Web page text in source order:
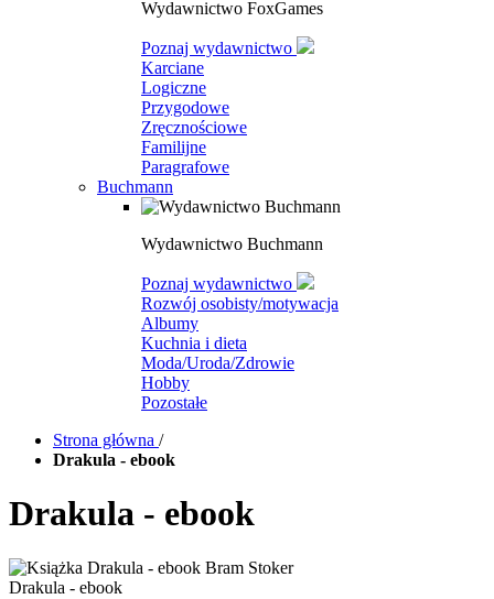
Wydawnictwo FoxGames
Poznaj wydawnictwo
Karciane
Logiczne
Przygodowe
Zręcznościowe
Familijne
Paragrafowe
Buchmann
Wydawnictwo Buchmann
Poznaj wydawnictwo
Rozwój osobisty/motywacja
Albumy
Kuchnia i dieta
Moda/Uroda/Zdrowie
Hobby
Pozostałe
Strona główna /
Drakula - ebook
Drakula - ebook
Drakula - ebook